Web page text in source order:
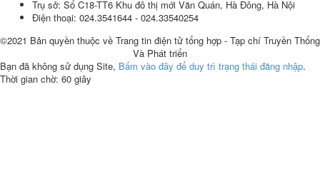
Trụ sở: Số C18-TT6 Khu đô thị mới Văn Quán, Hà Đông, Hà Nội
Điện thoại: 024.3541644 - 024.33540254
©2021 Bản quyền thuộc về Trang tin điện tử tổng hợp - Tạp chí Truyền Thống
Và Phát triển
Bạn đã không sử dụng Site, Bấm vào đây để duy trì trạng thái đăng nhập.
Thời gian chờ: 60 giây